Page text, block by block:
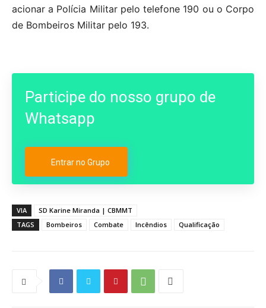
acionar a Polícia Militar pelo telefone 190 ou o Corpo
de Bombeiros Militar pelo 193.
Participe do nosso grupo de
Whatsapp
Entrar no Grupo
VIA
SD Karine Miranda | CBMMT
TAGS
Bombeiros Combate Incêndios Qualificação